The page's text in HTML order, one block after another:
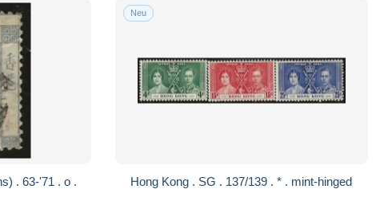
Neu
Hong Kong . SG . 137/139 . * . mint-hinged